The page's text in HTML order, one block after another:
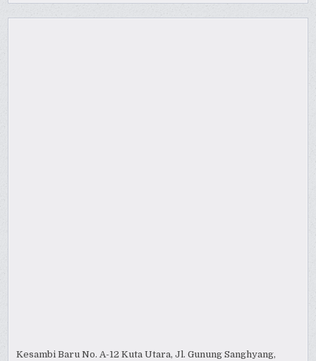
Kesambi Baru No. A-12 Kuta Utara, Jl. Gunung Sanghyang,